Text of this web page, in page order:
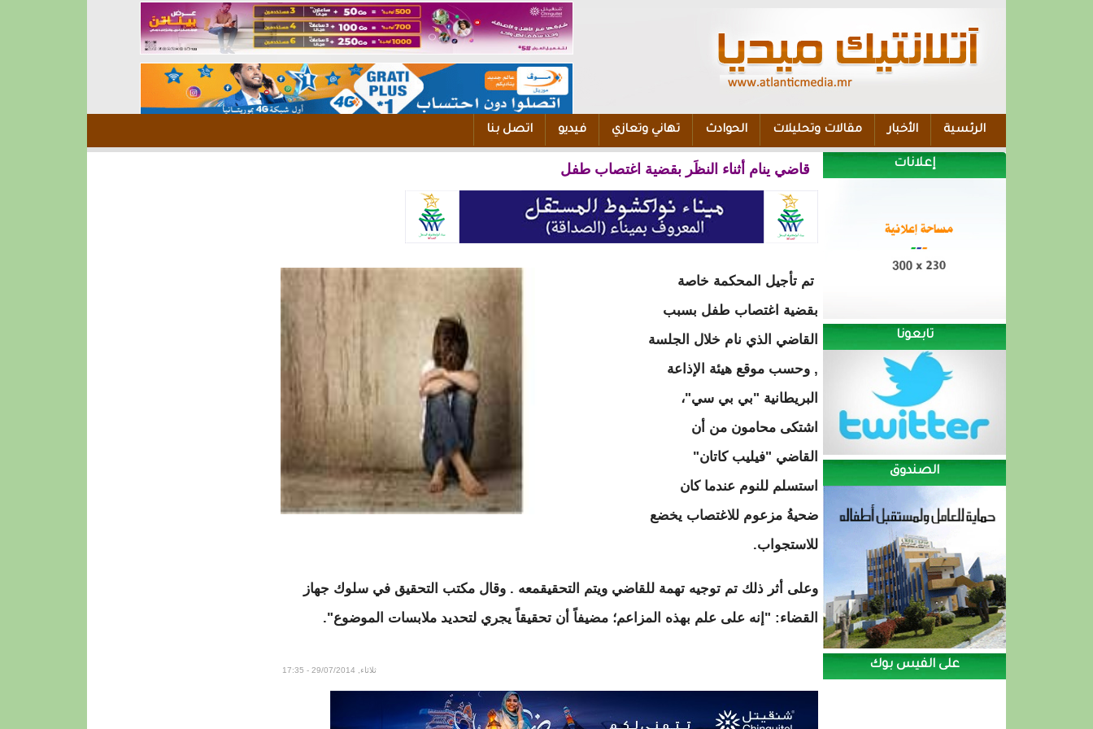
الرئسية الأخبار مقالات وتحليلات الحوادث تهاني وتعازي فيديو اتصل بنا
إعلانات
تابعونا
الصندوق
على الفيس بوك
قاضي ينام أثناء النظَر بقضية اغتصاب طفل
تم تأجيل المحكمة خاصة
بقضية اغتصاب طفل بسبب
القاضي الذي نام خلال الجلسة
, وحسب موقع هيئة الإذاعة
البريطانية "بي بي سي"،
اشتكى محامون من أن
القاضي "فيليب كاتان"
استسلم للنوم عندما كان
ضحيةُ مزعوم للاغتصاب يخضع
للاستجواب.
وعلى أثر ذلك تم توجيه تهمة للقاضي ويتم التحقيقمعه . وقال مكتب التحقيق في سلوك جهاز
القضاء: "إنه على علم بهذه المزاعم؛ مضيفاً أن تحقيقاً يجري لتحديد ملابسات الموضوع".
ثلاثاء, 29/07/2014 - 17:35